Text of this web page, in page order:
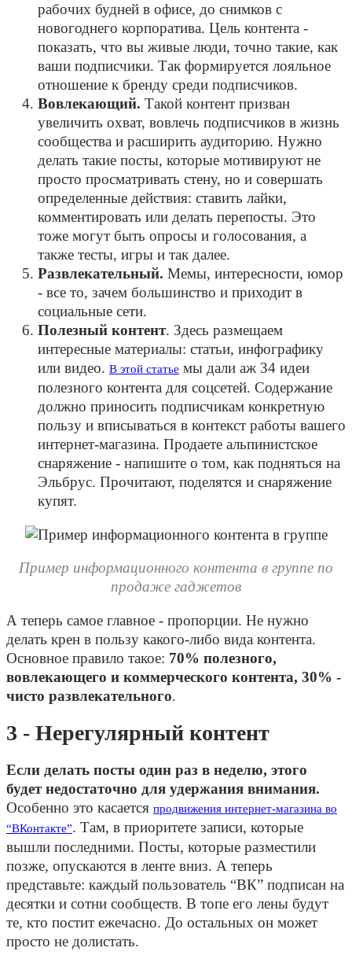
рабочих будней в офисе, до снимков с
новогоднего корпоратива. Цель контента -
показать, что вы живые люди, точно такие, как
ваши подписчики. Так формируется лояльное
отношение к бренду среди подписчиков.
Вовлекающий. Такой контент призван
увеличить охват, вовлечь подписчиков в жизнь
сообщества и расширить аудиторию. Нужно
делать такие посты, которые мотивируют не
просто просматривать стену, но и совершать
определенные действия: ставить лайки,
комментировать или делать перепосты. Это
тоже могут быть опросы и голосования, а
также тесты, игры и так далее.
Развлекательный. Мемы, интересности, юмор
- все то, зачем большинство и приходит в
социальные сети.
Полезный контент. Здесь размещаем
интересные материалы: статьи, инфографику
или видео. В этой статье мы дали аж 34 идеи
полезного контента для соцсетей. Содержание
должно приносить подписчикам конкретную
пользу и вписываться в контекст работы вашего
интернет-магазина. Продаете альпинистское
снаряжение - напишите о том, как подняться на
Эльбрус. Прочитают, поделятся и снаряжение
купят.
Пример информационного контента в группе по
продаже гаджетов
А теперь самое главное - пропорции. Не нужно
делать крен в пользу какого-либо вида контента.
Основное правило такое: 70% полезного,
вовлекающего и коммерческого контента, 30% -
чисто развлекательного.
3 - Нерегулярный контент
Если делать посты один раз в неделю, этого
будет недостаточно для удержания внимания.
Особенно это касается продвижения интернет-магазина во
“ВКонтакте”. Там, в приоритете записи, которые
вышли последними. Посты, которые разместили
позже, опускаются в ленте вниз. А теперь
представьте: каждый пользователь “ВК” подписан на
десятки и сотни сообществ. В топе его лены будут
те, кто постит ежечасно. До остальных он может
просто не долистать.